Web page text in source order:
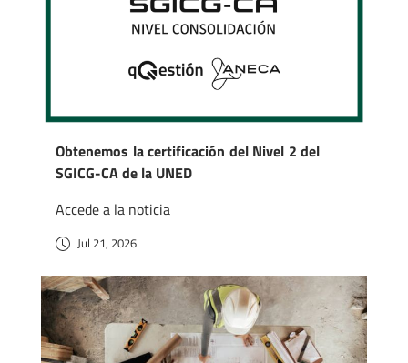
Obtenemos la certificación del Nivel 2 del
SGICG-CA de la UNED
Accede a la noticia
Jul 21, 2026